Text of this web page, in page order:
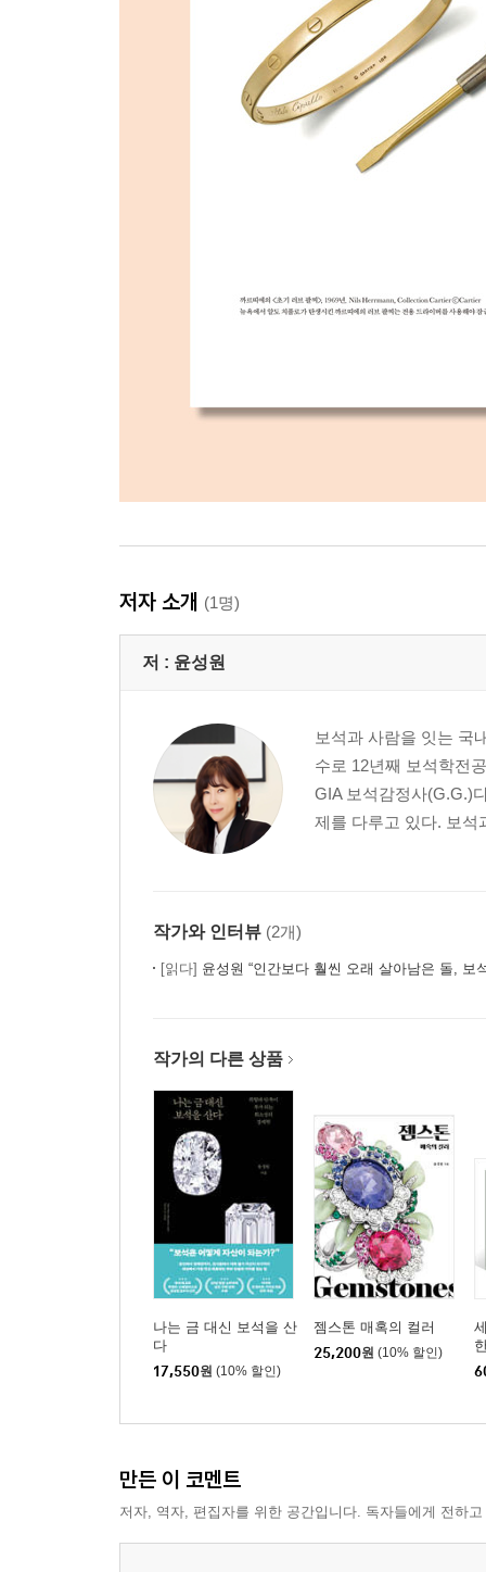
저자 소개 (1명)
저 : 윤성원
보석과 사람을 잇는 국
수로 12년째 보석학전
GIA 보석감정사(G.G.)
제를 다루고 있다. 보석
작가와 인터뷰 (2개)
[읽다] 윤성원 “인간보다 훨씬 오래 살아남은 돌, 보
작가의 다른 상품
나는 금 대신 보석을 산
다
17,550원 (10% 할인)
젬스톤 매혹의 컬러
25,200원 (10% 할인)
만든 이 코멘트
저자, 역자, 편집자를 위한 공간입니다. 독자들에게 전하